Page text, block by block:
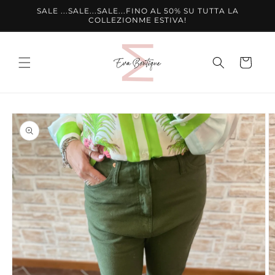
direttamente
SALE ...SALE...SALE...FINO AL 50% SU TUTTA LA
COLLEZIONME ESTIVA!
Carrello
Passa alle
informazioni
sul prodotto